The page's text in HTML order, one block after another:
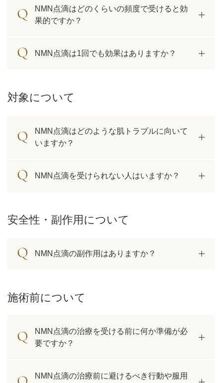
医師紹介
医師の
アクセス
西梅田から徒歩2分
予約方法に
アフターケア
よくあるご質問
美容ブログ
NMN点滴はどのくらいの頻度で受けると効
果的ですか？
NMN点滴は1回でも効果はありますか？
対象について
NMN点滴はどのような肌トラブルに向いて
いますか？
NMN点滴を受けられない人はいますか？
安全性・副作用について
NMN点滴の副作用はありますか？
施術前について
NMN点滴の治療を受ける前に何か準備が必
要ですか？
NMN点滴の治療前に避けるべき行動や服用